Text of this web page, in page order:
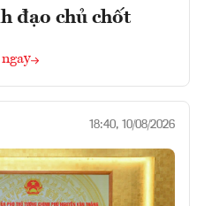
đạo chủ chốt
18:40, 10/08/2026